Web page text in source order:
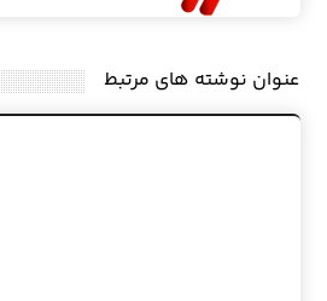
عنوان ‫نوشته های مرتبط